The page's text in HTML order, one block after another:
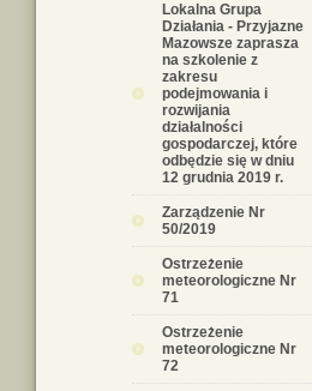
Lokalna Grupa
Działania - Przyjazne
Mazowsze zaprasza
na szkolenie z
zakresu
podejmowania i
rozwijania
działalności
gospodarczej, które
odbędzie się w dniu
12 grudnia 2019 r.
Zarządzenie Nr
50/2019
Ostrzeżenie
meteorologiczne Nr
71
Ostrzeżenie
meteorologiczne Nr
72